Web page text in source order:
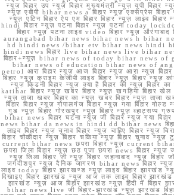
न्यूज़ बिहार उप न्यूज़ बिहार मुख्यमंत्री न्यूज़ यूपी बिहार न्यूज़
न्यूज़ एबीपी bihar news a बिहार न्यूज़ एक्सप्रेस
न्यूज़ एटिन बिहार ऐप एम बिहार बिहार न्यूज़ लाइव
hindi बिहार न्यूज़ पटना बिहार न्यूज़ पटना today
बिहार न्यूज़ पटना लाइव video बिहार न्यूज़ औरंगाबाद
aurangabad bihar news bihar news h bihar
hd hindi news /bihar etv bihar news hindi
hindi news बिहार live bihar news live bihar
बिहार+न्यूज़ bihar news of today bihar news
bihar news of education bihar news of
petrol आरा बिहार न्यूज़ आज बिहार न्यूज़ आरा न्यूज़
बिहार न्यूज़ क्राइम केजीपी लाइव बिहार न्यूज़ बिहार न्यूज़
न्यूज़ किडनी बिहार न्यूज़ क्या है बिहार की न्यूज़
katihar बिहार न्यूज़ खबर बिहार न्यूज़ खगड़िया बिहार खेल
न्यूज़ ताजा खबर बिहार का न्यूज़ खबर बिहार न्यूज़ ताजा
बिहार बिहार न्यूज़ गोपालगंज बिहार न्यूज़ गया बिहार गोल्ड
गुड न्यूज़ बिहार गोरखपुर न्यूज़ बिहार न्यूज़ व्हाट्सप्प
bihar news बिहार घटना न्यूज़ जी बिहार न्यूज़ गया
news bihar da news in hindi dd bihar news
लाइव बिहार न्यूज़ चुनाव बिहार न्यूज़ चाहिए बिहार न्यूज़
बिहार चौकीदार न्यूज़ बिहार चकिया न्यूज़ बिहार चुनाव
current bihar news छपरा बिहार न्यूज़ current
छपरा जिला बिहार न्यूज़ छठ पूजा छपरा news बिहार न्यूज़
न्यूज़ जिला बिहार जी न्यूज़ बिहार जहानाबाद न्यूज़ बिहार
जगदीशपुर न्यूज़ दैनिक जागरण bihar news बिहार
लाइव today बिहार झारखण्ड न्यूज़ लाइव बिहार झारखंड
दिखाइए बिहार झारखंड न्यूज़ आज तक लाइव बिहार
झारखंड न्यूज़ आज बिहार झारखंड न्यूज़ हिंदी में बिहार
bihar news live जी बिहार-झारखंड न्यूज़ झारखंड